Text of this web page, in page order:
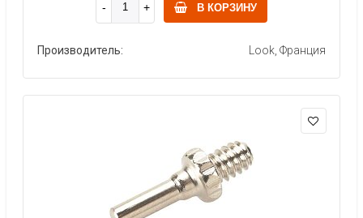
В КОРЗИНУ
Производитель: Look, Франция